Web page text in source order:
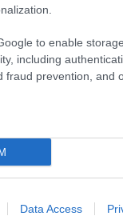
to enable storage
including
fraud prevention, and
Data Access
évi